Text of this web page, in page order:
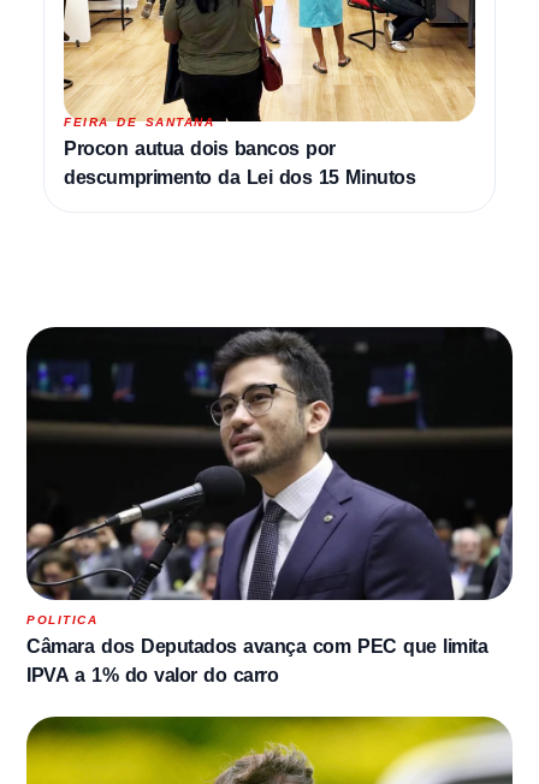
FEIRA DE SANTANA
Procon autua dois bancos por
descumprimento da Lei dos 15 Minutos
POLITICA
Câmara dos Deputados avança com PEC que limita
IPVA a 1% do valor do carro